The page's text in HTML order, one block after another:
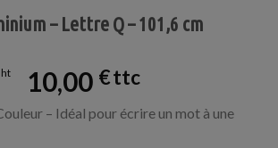
– Lettre Q – 101,6 cm
10,00 €
– Idéal pour écrire un mot à une